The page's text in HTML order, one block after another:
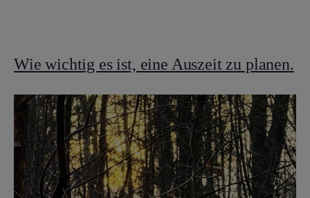
Wie wichtig es ist, eine Auszeit zu planen.